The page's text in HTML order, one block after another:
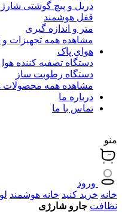
دریل و پیچ گوشتی
قفل هوشمند
متر و اندازه گیری
مشاهده همه تجهیزات و
هوای پاک
دستگاه تصفیه کننده هوا
دستگاه رطوبت ساز
مشاهده همه محصولات
درباره ما
تماس با ما
منو
ورود
خانه خرید کنید خانه هوشمند
نظافت جارو شارژی